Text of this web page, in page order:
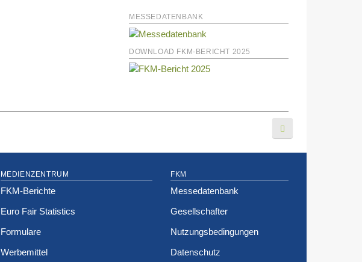
MESSEDATENBANK
DOWNLOAD FKM-BERICHT 2025
MEDIENZENTRUM
FKM-Berichte
Euro Fair Statistics
Formulare
Werbemittel
FKM
Messedatenbank
Gesellschafter
Nutzungsbedingungen
Datenschutz